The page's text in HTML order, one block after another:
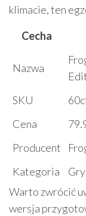
klimacie, ten
Cecha
Nazwa
SKU
Cena
Producent
Kategoria
Warto zwrócić
wersja